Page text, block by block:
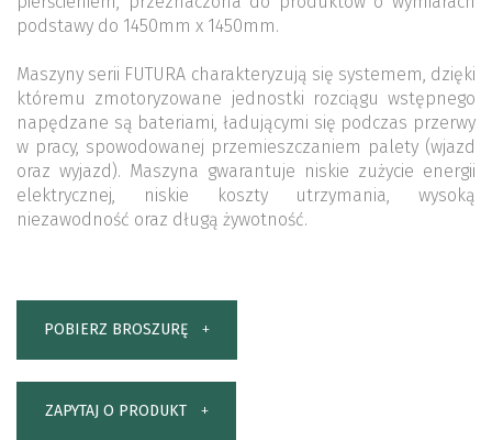
podstawy do 1450mm x 1450mm.
Maszyny serii FUTURA charakteryzują się systemem, dzięki
któremu zmotoryzowane jednostki rozciągu wstępnego
napędzane są bateriami, ładującymi się podczas przerwy
w pracy, spowodowanej przemieszczaniem palety (wjazd
oraz wyjazd). Maszyna gwarantuje niskie zużycie energii
elektrycznej, niskie koszty utrzymania, wysoką
niezawodność oraz długą żywotność.
POBIERZ BROSZURĘ
ZAPYTAJ O PRODUKT